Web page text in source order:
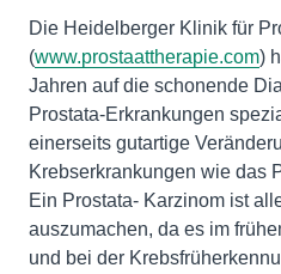
Die Heidelberger Klinik für
(www.prostaattherapie.com)
Jahren auf die schonende
Prostata-Erkrankungen
einerseits gutartige
Krebserkrankungen wie das
Ein Prostata- Karzinom ist
auszumachen, da es im
und bei der